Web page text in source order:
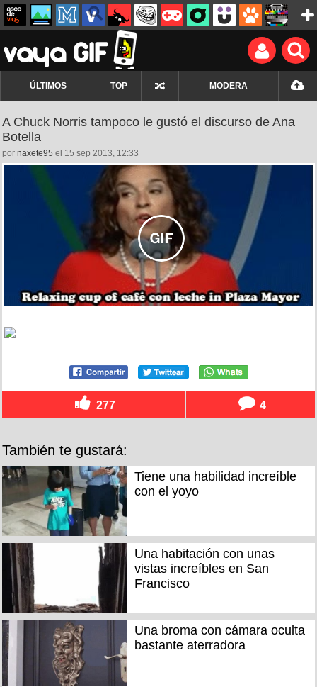
ÚLTIMOS TOP MODERA
A Chuck Norris tampoco le gustó el discurso de Ana
Botella
por naxete95 el 15 sep 2013, 12:33
277 4
También te gustará:
Tiene una habilidad increíble
con el yoyo
Una habitación con unas
vistas increíbles en San
Francisco
Una broma con cámara oculta
bastante aterradora